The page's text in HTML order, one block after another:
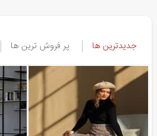
جدیدترین ها پر فروش ترین ها